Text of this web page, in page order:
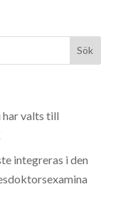
har valts till
integreras i den